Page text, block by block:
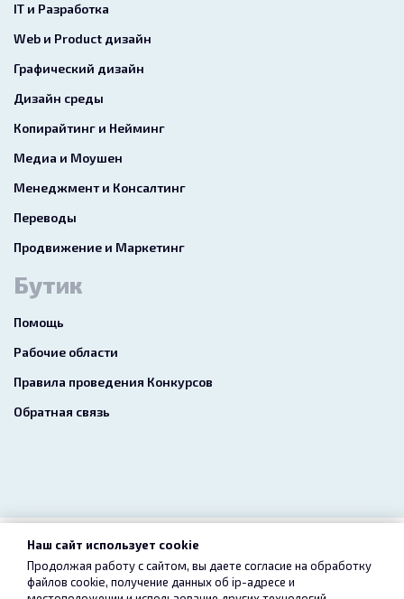
IT и Разработка
Web и Product дизайн
Графический дизайн
Дизайн среды
Копирайтинг и Нейминг
Медиа и Моушен
Менеджмент и Консалтинг
Переводы
Продвижение и Маркетинг
Бутик
Помощь
Рабочие области
Правила проведения Конкурсов
Обратная связь
2026 freelance.boutique
Пользовательское соглашение Конфиденциальность
Наш сайт использует cookie
Продолжая работу с сайтом, вы даете согласие на обработку
файлов cookie, получение данных об ip-адресе и